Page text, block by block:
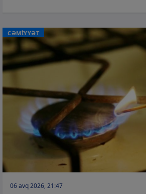
CƏMİYYƏT
06 avq 2026, 21:47